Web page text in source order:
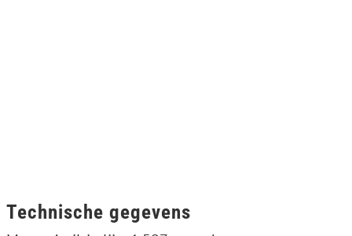
Technische gegevens